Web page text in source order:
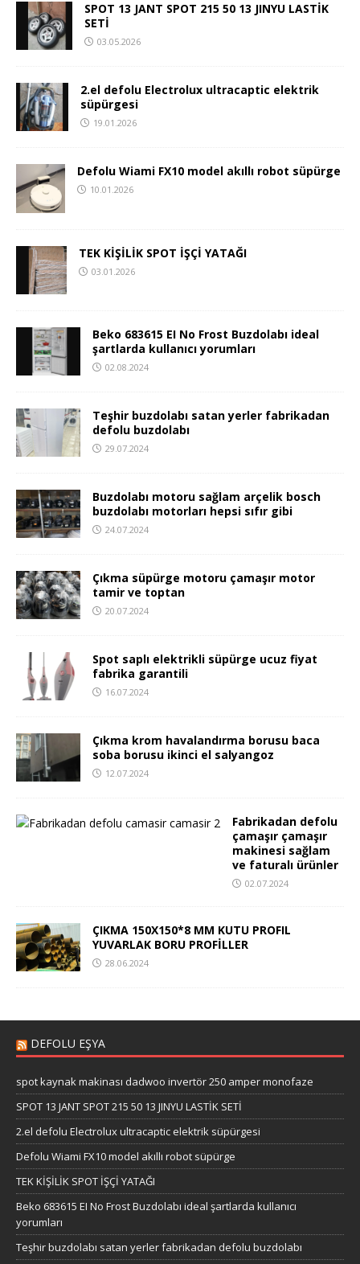
SPOT 13 JANT SPOT 215 50 13 JINYU LASTİK
SETİ
03.05.2026
2.el defolu Electrolux ultracaptic elektrik
süpürgesi
19.01.2026
Defolu Wiami FX10 model akıllı robot süpürge
10.01.2026
TEK KİŞİLİK SPOT İŞÇİ YATAĞI
03.01.2026
Beko 683615 EI No Frost Buzdolabı ideal
şartlarda kullanıcı yorumları
02.08.2024
Teşhir buzdolabı satan yerler fabrikadan
defolu buzdolabı
29.07.2024
Buzdolabı motoru sağlam arçelik bosch
buzdolabı motorları hepsi sıfır gibi
24.07.2024
Çıkma süpürge motoru çamaşır motor
tamir ve toptan
20.07.2024
Spot saplı elektrikli süpürge ucuz fiyat
fabrika garantili
16.07.2024
Çıkma krom havalandırma borusu baca
soba borusu ikinci el salyangoz
12.07.2024
Fabrikadan defolu
çamaşır çamaşır
makinesi sağlam
ve faturalı ürünler
02.07.2024
ÇIKMA 150X150*8 MM KUTU PROFIL
YUVARLAK BORU PROFİLLER
28.06.2024
DEFOLU EŞYA
spot kaynak makinası dadwoo invertör 250 amper monofaze
SPOT 13 JANT SPOT 215 50 13 JINYU LASTİK SETİ
2.el defolu Electrolux ultracaptic elektrik süpürgesi
Defolu Wiami FX10 model akıllı robot süpürge
TEK KİŞİLİK SPOT İŞÇİ YATAĞI
Beko 683615 EI No Frost Buzdolabı ideal şartlarda kullanıcı
yorumları
Teşhir buzdolabı satan yerler fabrikadan defolu buzdolabı